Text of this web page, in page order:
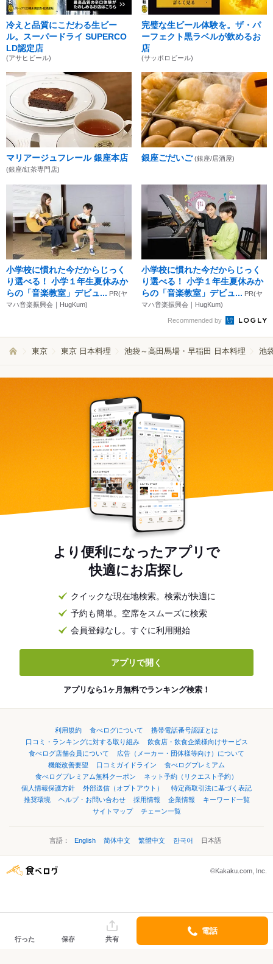
冷えと品質にこだわる生ビー
ル。スーパードライ SUPERCO
LD認定店
(アサヒビール)
完璧な生ビール体験を。ザ・パ
ーフェクト黒ラベルが飲めるお
店
(サッポロビール)
マリアージュフレール 銀座本店
(銀座/紅茶専門店)
銀座ごだいご (銀座/居酒屋)
小学校に慣れた今だからじっく
り選べる！ 小学１年生夏休みか
らの「音楽教室」デビュ... PR(ヤ
マハ音楽振興会｜HugKum)
小学校に慣れた今だからじっく
り選べる！ 小学１年生夏休みか
らの「音楽教室」デビュ... PR(ヤ
マハ音楽振興会｜HugKum)
Recommended by
東京 東京 日本料理 池袋～高田馬場・早稲田 日本料理 池
より便利になったアプリで
快適にお店探し
クイックな現在地検索。検索が快適に
予約も簡単。空席をスムーズに検索
会員登録なし。すぐに利用開始
アプリで開く
アプリなら1ヶ月無料でランキング検索！
利用規約 食べログについて
携帯電話番号認証とは
口コミ・ランキングに対する取り組み
飲食店・飲食企業様向けサービス
食べログ店舗会員について
広告（メーカー・団体様等向け）について
機能改善要望
口コミガイドライン
食べログプレミアム
食べログプレミアム無料クーポン
ネット予約（リクエスト予約）
個人情報保護方針
外部送信（オプトアウト）
特定商取引法に基づく表記
推奨環境
ヘルプ・お問い合わせ 採用情報 企業情報
キーワード一覧
サイトマップ
チェーン一覧
言語： English 简体中文 繁體中文 한국어 日本語
©Kakaku.com, Inc.
行った 保存 共有
電話